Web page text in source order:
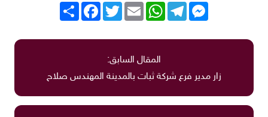
انشر
FacebookTwitterEmail
WhatsAppTelegram
Messenger
المقال السابق:
زار مدير فرع شركة ثبات بالمدينة المهندس صلاح